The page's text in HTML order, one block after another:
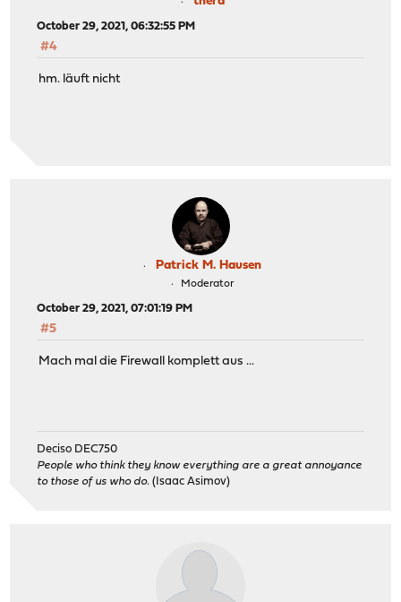
October 29, 2021, 06:32:55 PM
#4
hm. läuft nicht
Patrick M. Hausen
Moderator
October 29, 2021, 07:01:19 PM
#5
Mach mal die Firewall komplett aus ...
Deciso DEC750
People who think they know everything are a great annoyance
to those of us who do. (Isaac Asimov)